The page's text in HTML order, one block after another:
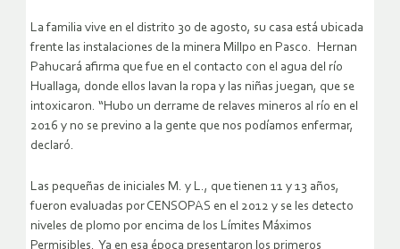
La familia vive en el distrito 30 de agosto, su casa está ubicada
frente las instalaciones de la minera Millpo en Pasco. Hernan
Pahucará afirma que fue en el contacto con el agua del río
Huallaga, donde ellos lavan la ropa y las niñas juegan, que se
intoxicaron. “Hubo un derrame de relaves mineros al río en el
2016 y no se previno a la gente que nos podíamos enfermar,
declaró.
Las pequeñas de iniciales M. y L., que tienen 11 y 13 años,
fueron evaluadas por CENSOPAS en el 2012 y se les detecto
niveles de plomo por encima de los Límites Máximos
Permisibles. Ya en esa época presentaron los primeros